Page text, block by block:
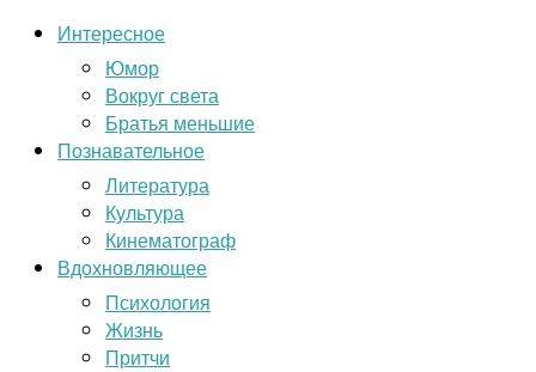
Интересное
Юмор
Вокруг света
Братья меньшие
Познавательное
Литература
Культура
Кинематограф
Вдохновляющее
Психология
Жизнь
Притчи